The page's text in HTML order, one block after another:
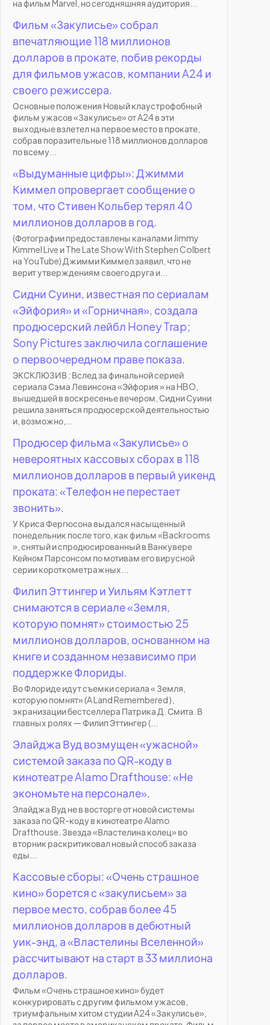
на фильм Marvel, но сегодняшняя аудитория...
Фильм «Закулисье» собрал
впечатляющие 118 миллионов
долларов в прокате, побив рекорды
для фильмов ужасов, компании A24 и
своего режиссера.
Основные положения Новый клаустрофобный
фильм ужасов «Закулисье» от A24 в эти
выходные взлетел на первое место в прокате,
собрав поразительные 118 миллионов долларов
по всему...
«Выдуманные цифры»: Джимми
Киммел опровергает сообщение о
том, что Стивен Кольбер терял 40
миллионов долларов в год.
(Фотографии предоставлены каналами Jimmy
Kimmel Live и The Late Show With Stephen Colbert
на YouTube) Джимми Киммел заявил, что не
верит утверждениям своего друга и...
Сидни Суини, известная по сериалам
«Эйфория» и «Горничная», создала
продюсерский лейбл Honey Trap;
Sony Pictures заключила соглашение
о первоочередном праве показа.
ЭКСКЛЮЗИВ : Вслед за финальной серией
сериала Сэма Левинсона «Эйфория » на HBO,
вышедшей в воскресенье вечером, Сидни Суини
решила заняться продюсерской деятельностью
и, возможно,...
Продюсер фильма «Закулисье» о
невероятных кассовых сборах в 118
миллионов долларов в первый уикенд
проката: «Телефон не перестает
звонить».
У Криса Фергюсона выдался насыщенный
понедельник после того, как фильм «Backrooms
», снятый и спродюсированный в Ванкувере
Кейном Парсонсом по мотивам его вирусной
серии короткометражных...
Филип Эттингер и Уильям Кэтлетт
снимаются в сериале «Земля,
которую помнят» стоимостью 25
миллионов долларов, основанном на
книге и созданном независимо при
поддержке Флориды.
Во Флориде идут съемки сериала « Земля,
которую помнят» (A Land Remembered ),
экранизации бестселлера Патрика Д. Смита. В
главных ролях — Филип Эттингер (...
Элайджа Вуд возмущен «ужасной»
системой заказа по QR-коду в
кинотеатре Alamo Drafthouse: «Не
экономьте на персонале».
Элайджа Вуд не в восторге от новой системы
заказа по QR-коду в кинотеатре Alamo
Drafthouse. Звезда «Властелина колец» во
вторник раскритиковал новый способ заказа
еды...
Кассовые сборы: «Очень страшное
кино» борется с «закулисьем» за
первое место, собрав более 45
миллионов долларов в дебютный
уик-энд, а «Властелины Вселенной»
рассчитывают на старт в 33 миллиона
долларов.
Фильм «Очень страшное кино» будет
конкурировать с другим фильмом ужасов,
триумфальным хитом студии A24 «Закулисье»,